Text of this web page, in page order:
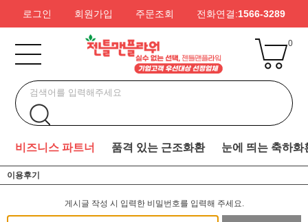
로그인 회원가입 주문조회 전화연결:1566-3289
0
비즈니스 파트너 품격 있는 근조화환 눈에 띄는 축하화
이용후기
게시글 작성 시 입력한 비밀번호를 입력해 주세요.